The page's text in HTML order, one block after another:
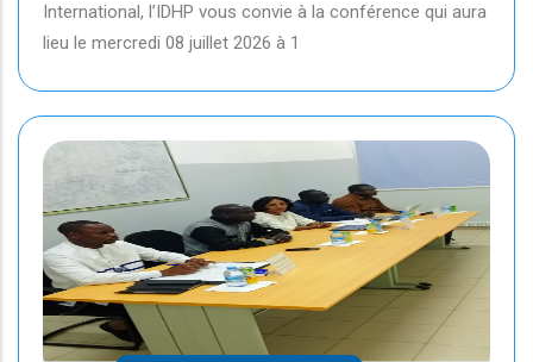
International, l’IDHP vous convie à la conférence qui aura
lieu le mercredi 08 juillet 2026 à 1